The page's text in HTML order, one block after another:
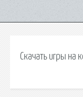
Скачать игры на